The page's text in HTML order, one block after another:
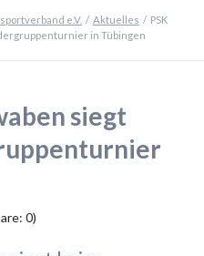
e.V. Aktuelles
PSK
in Tübingen
siegt
0)